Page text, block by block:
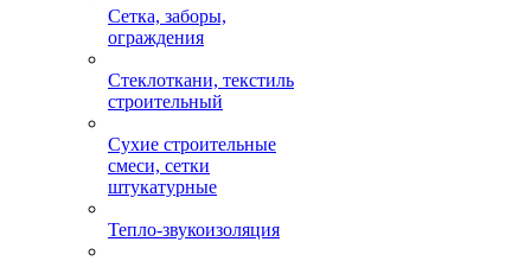
Сетка, заборы,
ограждения
Стеклоткани, текстиль
строительный
Сухие строительные
смеси, сетки
штукатурные
Тепло-звукоизоляция